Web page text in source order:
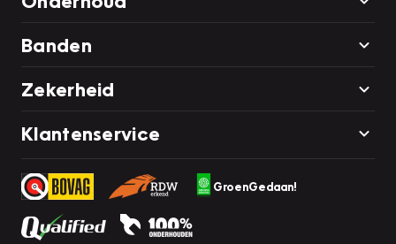
Banden
Zekerheid
Klantenservice
GroenGedaan!